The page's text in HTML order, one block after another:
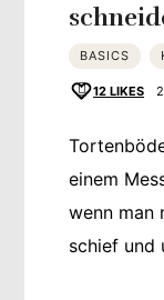
BASICS
12 LIKES
einem
wenn man
schief und